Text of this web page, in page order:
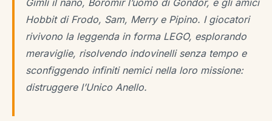
Gimli il nano, Boromir l’uomo di Gondor, e gli amici
Hobbit di Frodo, Sam, Merry e Pipino. I giocatori
rivivono la leggenda in forma LEGO, esplorando
meraviglie, risolvendo indovinelli senza tempo e
sconfiggendo infiniti nemici nella loro missione:
distruggere l’Unico Anello.